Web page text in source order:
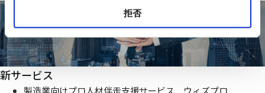
拒否
新サービス
製造業向けプロ人材伴走支援サービス ウィズプロ